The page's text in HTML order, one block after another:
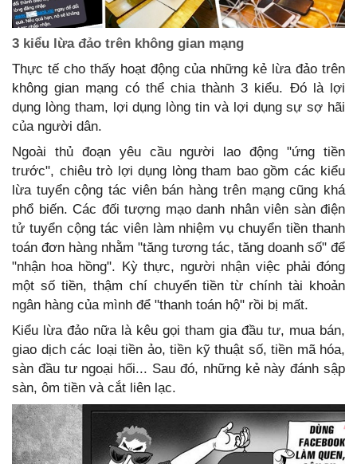
3 kiểu lừa đảo trên không gian mạng
Thực tế cho thấy hoạt động của những kẻ lừa đảo trên
không gian mạng có thể chia thành 3 kiểu. Đó là lợi
dụng lòng tham, lợi dụng lòng tin và lợi dụng sự sợ hãi
của người dân.
Ngoài thủ đoạn yêu cầu người lao động "ứng tiền
trước", chiêu trò lợi dụng lòng tham bao gồm các kiểu
lừa tuyển cộng tác viên bán hàng trên mạng cũng khá
phổ biến. Các đối tượng mạo danh nhân viên sàn điện
tử tuyển cộng tác viên làm nhiệm vụ chuyển tiền thanh
toán đơn hàng nhằm "tăng tương tác, tăng doanh số" để
"nhận hoa hồng". Kỳ thực, người nhận việc phải đóng
một số tiền, thậm chí chuyển tiền từ chính tài khoản
ngân hàng của mình để "thanh toán hộ" rồi bị mất.
Kiểu lừa đảo nữa là kêu gọi tham gia đầu tư, mua bán,
giao dịch các loại tiền ảo, tiền kỹ thuật số, tiền mã hóa,
sàn đầu tư ngoại hối... Sau đó, những kẻ này đánh sập
sàn, ôm tiền và cắt liên lạc.